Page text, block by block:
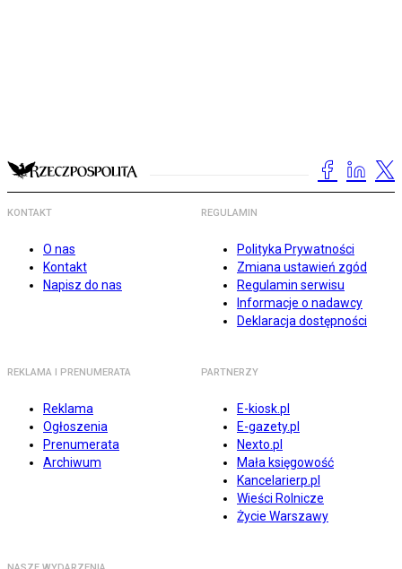
KONTAKT
O nas
Kontakt
Napisz do nas
REGULAMIN
Polityka Prywatności
Zmiana ustawień zgód
Regulamin serwisu
Informacje o nadawcy
Deklaracja dostępności
REKLAMA I PRENUMERATA
Reklama
Ogłoszenia
Prenumerata
Archiwum
PARTNERZY
E-kiosk.pl
E-gazety.pl
Nexto.pl
Mała księgowość
Kancelarierp.pl
Wieści Rolnicze
Życie Warszawy